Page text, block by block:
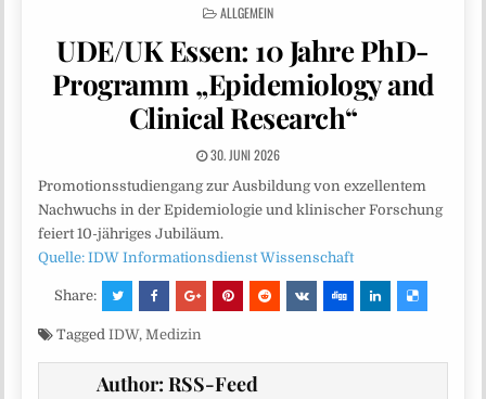
POSTED
ALLGEMEIN
UDE/UK Essen: 10 Jahre PhD-
Programm „Epidemiology and
Clinical Research“
30. JUNI 2026
Promotionsstudiengang zur Ausbildung von exzellentem
Nachwuchs in der Epidemiologie und klinischer Forschung
feiert 10-jähriges Jubiläum.
Quelle: IDW Informationsdienst Wissenschaft
Share:
TaggedIDW,Medizin
Author:RSS-Feed